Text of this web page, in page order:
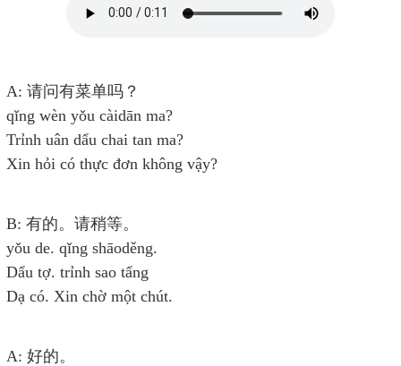
A: 请问有菜单吗？
qǐng wèn yǒu càidān ma?
Trỉnh uân dẩu chai tan ma?
Xin hỏi có thực đơn không vậy?
B: 有的。请稍等。
yǒu de. qǐng shāoděng.
Dẩu tợ. trỉnh sao tẩng
Dạ có. Xin chờ một chút.
A: 好的。